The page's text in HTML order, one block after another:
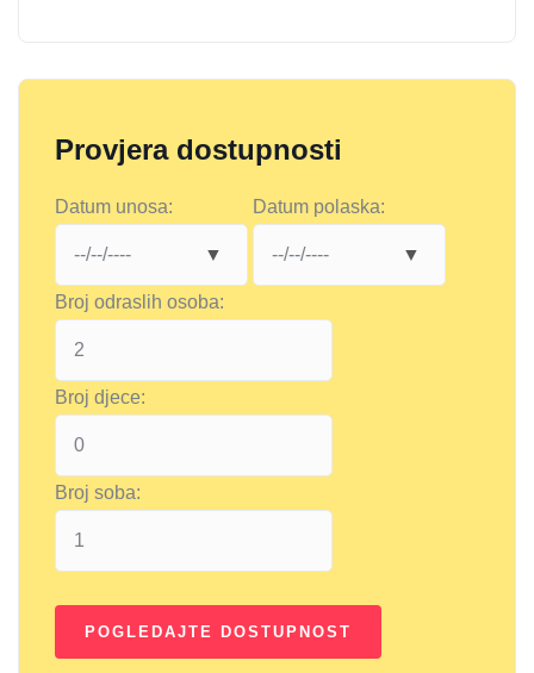
Provjera dostupnosti
Datum unosa: Datum polaska:
Broj odraslih osoba:
Broj djece:
Broj soba: